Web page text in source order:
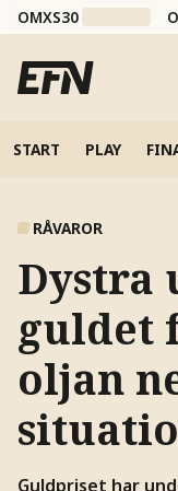
OMXS30
START PLAY
RÅVAROR
Dystra
guldet
oljan
Guldpriset har